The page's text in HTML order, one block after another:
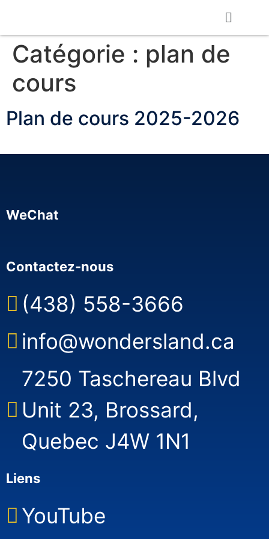
Catégorie : plan de
cours
Plan de cours 2025-2026
WeChat
Contactez-nous
(438) 558-3666
info@wondersland.ca
7250 Taschereau Blvd
Unit 23, Brossard,
Quebec J4W 1N1
Liens
YouTube